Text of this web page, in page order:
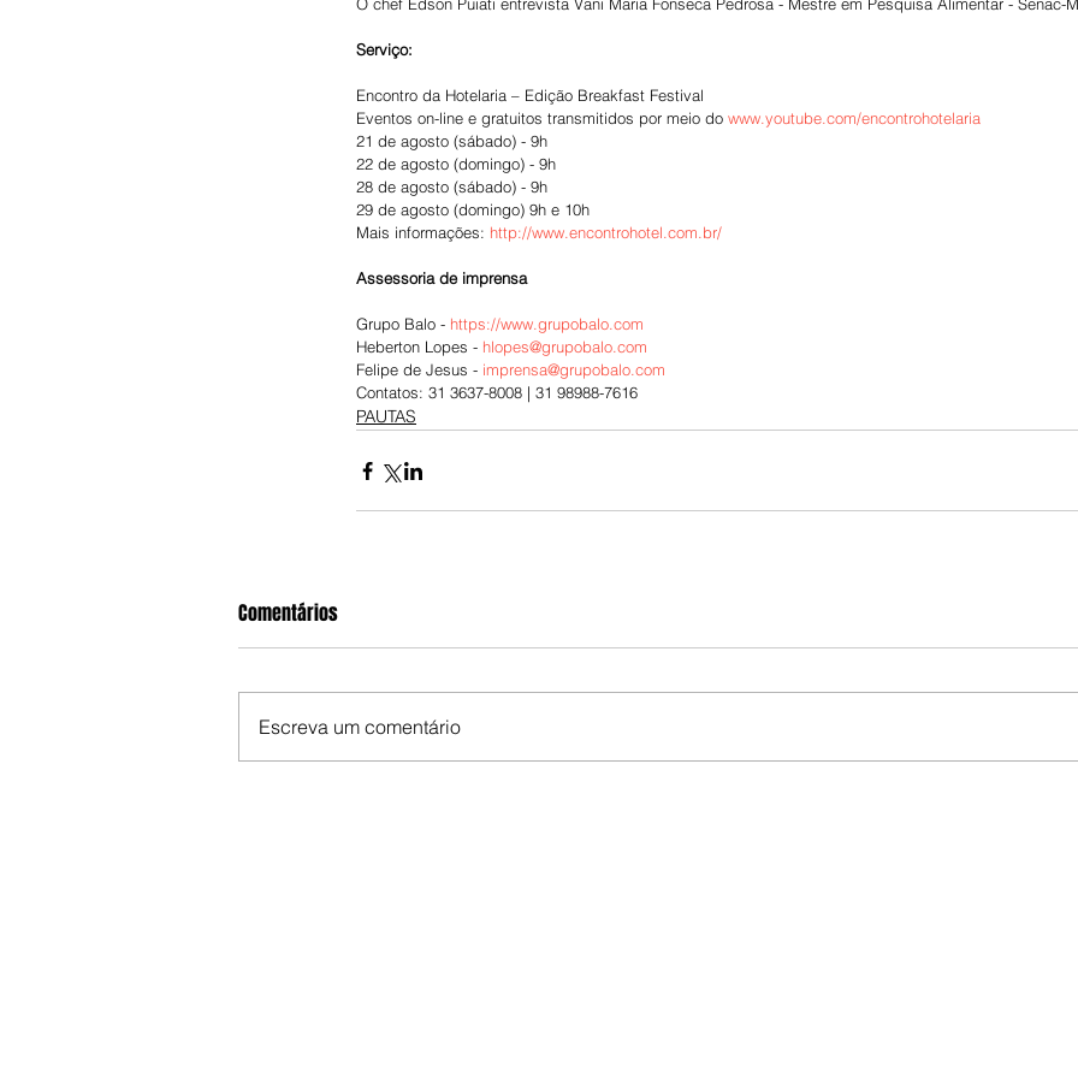
Serviço:
Encontro da Hotelaria – Edição Breakfast Festival
Eventos on-line e gratuitos transmitidos por meio do www.youtube.com/encontrohotelaria
21 de agosto (sábado) - 9h
22 de agosto (domingo) - 9h
28 de agosto (sábado) - 9h
29 de agosto (domingo) 9h e 10h
Mais informações: http://www.encontrohotel.com.br/
Assessoria de imprensa
Grupo Balo - https://www.grupobalo.com
Heberton Lopes - hlopes@grupobalo.com
Felipe de Jesus - imprensa@grupobalo.com
Contatos: 31 3637-8008 | 31 98988-7616
PAUTAS
Comentários
Escreva um comentário